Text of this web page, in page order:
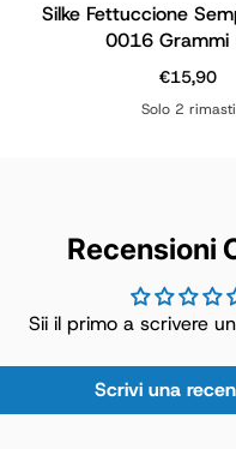
Silke Fettuccione
0016 Grammi
Prezzo
€15,90
Solo 2 rimasti
Recensioni
Sii il primo a scrivere
Scrivi una